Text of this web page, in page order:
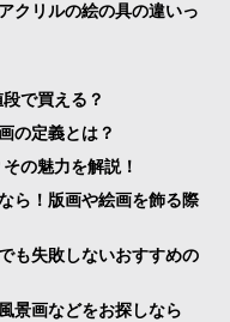
クリルの絵の具の違いっ
で買える？
の定義とは？
の魅力を解説！
ら！版画や絵画を飾る際
も失敗しないおすすめの
景画などをお探しなら